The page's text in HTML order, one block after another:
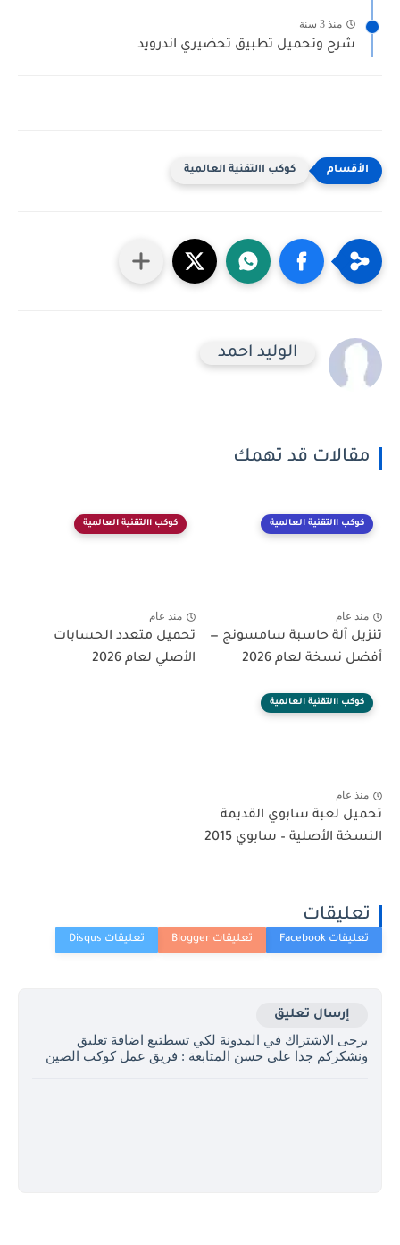
منذ 3 سنة
شرح وتحميل تطبيق تحضيري اندرويد
كوكب االتقنية العالمية
الوليد احمد
مقالات قد تهمك
كوكب االتقنية العالمية
منذ عام
تنزيل آلة حاسبة سامسونج —
أفضل نسخة لعام 2026
كوكب االتقنية العالمية
منذ عام
تحميل متعدد الحسابات
الأصلي لعام 2026
كوكب االتقنية العالمية
منذ عام
تحميل لعبة سابوي القديمة
النسخة الأصلية – سابوي 2015
تعليقات
إرسال تعليق
يرجى الاشتراك في المدونة لكي تسطتيع اضافة تعليق
ونشكركم جدا على حسن المتابعة : فريق عمل كوكب الصين